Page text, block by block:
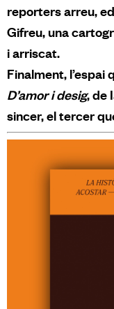
reporters arreu,
Gifreu, una
i arriscat.
Finalment, l’espai
D’amor i desig, de
sincer, el tercer